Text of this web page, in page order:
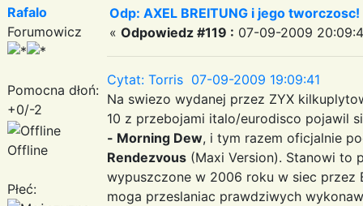
Rafalo
Forumowicz
Pomocna dłoń:
+0/-2
Offline
Płeć:
Odp: AXEL BREITUNG i jego
« Odpowiedz #119 : 07-09-2009
Cytat: Torris 07-09-2009 19:09:41
Na swiezo wydanej przez ZYX
10 z przebojami italo/eurodisco pojawil
- Morning Dew, i tym razem oficjalnie
Rendezvous (Maxi Version). Stanowi to
wypuszczone w 2006 roku w siec przez
moga przeslaniac prawdziwych